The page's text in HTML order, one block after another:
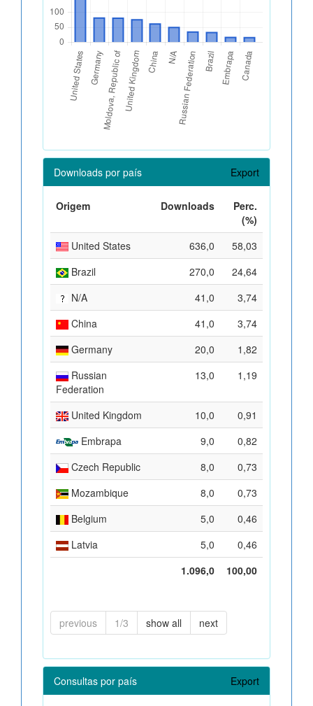
Downloads por país Export
Origem Downloads
Perc.
(%)
United States
636,0
58,03
Brazil
270,0
24,64
N/A
41,0
3,74
China
41,0
3,74
Germany
20,0
1,82
Russian
Federation
13,0 1,19
United Kingdom 10,0
0,91
Embrapa
9,0
0,82
Czech Republic
8,0
0,73
Mozambique
8,0
0,73
Belgium
5,0
0,46
Latvia
5,0
0,46
1.096,0
100,00
previous 1/3 show all next
Consultas por país Export